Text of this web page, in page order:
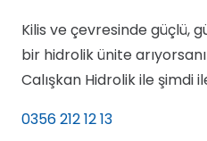
Kilis ve çevresinde güçlü,
bir hidrolik ünite
Calışkan Hidrolik ile şimdi
0356 212 12 13